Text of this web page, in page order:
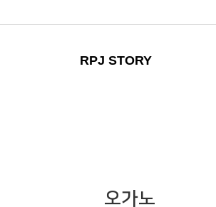
RPJ STORY
오가노